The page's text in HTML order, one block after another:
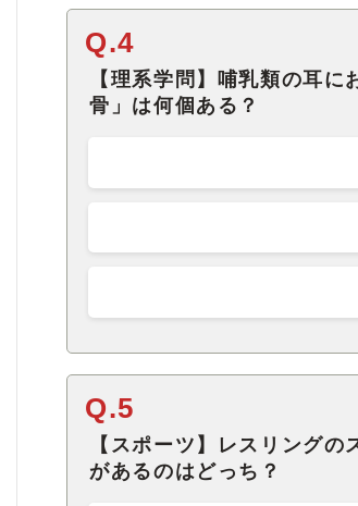
Q.4
【理系学問】哺乳類の耳
骨」は何個ある？
Q.5
【スポーツ】レスリングの
があるのはどっち？